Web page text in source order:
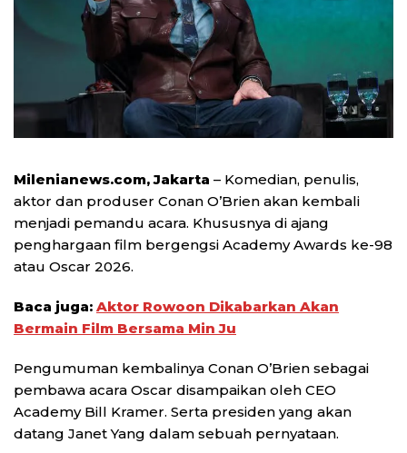
Milenianews.com, Jakarta – Komedian, penulis,
aktor dan produser Conan O’Brien akan kembali
menjadi pemandu acara. Khususnya di ajang
penghargaan film bergengsi Academy Awards ke-98
atau Oscar 2026.
Baca juga: Aktor Rowoon Dikabarkan Akan
Bermain Film Bersama Min Ju
Pengumuman kembalinya Conan O’Brien sebagai
pembawa acara Oscar disampaikan oleh CEO
Academy Bill Kramer. Serta presiden yang akan
datang Janet Yang dalam sebuah pernyataan.